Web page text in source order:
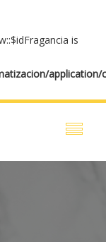
is
application/